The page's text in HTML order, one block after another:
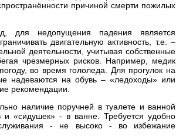
причиной смерти пожилых
для недопущения падения является
двигательную активность, т.е. –
деятельности, учитывая собственные
чрезмерных рисков. Например, медик
во время гололеда. Для прогулок на
надеваются на обувь – «ледоходы» или
рекомендации.
наличие поручней в туалете и ванной
«сидушек» - в ванне. Требуется удобно
- не высоко - во избежание